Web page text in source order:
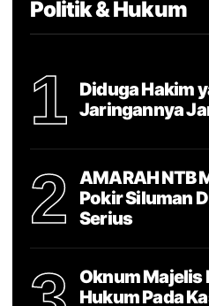
Politik & Hukum
1
Diduga Hakim
Jaringannya
2
AMARAH NTB
Pokir Siluman
Serius
Oknum Majelis
Hukum Pada